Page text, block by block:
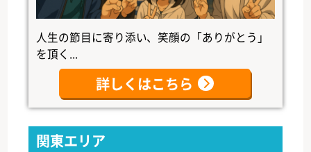
人生の節目に寄り添い、笑顔の「ありがとう」
を頂く...
詳しくはこちら
関東エリア